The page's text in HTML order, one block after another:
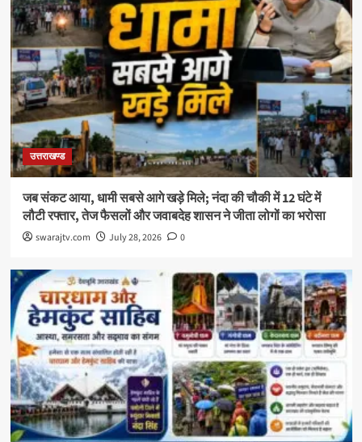
उत्तराखण्ड
जब संकट आया, धामी सबसे आगे खड़े मिले; नंदा की चौकी में 12 घंटे में
लौटी रफ्तार, तेज फैसलों और जवाबदेह शासन ने जीता लोगों का भरोसा
swarajtv.com July 28, 2026 0